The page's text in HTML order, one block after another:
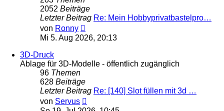
2052 Beiträge
Letzter Beitrag Re: Mein Hobbyprivatbastelpro…
von Ronny
Beitrag
Mi 5. Aug 2026, 20:13
3D-Druck
Ablage für 3D-Modelle - öffentlich zugänglich
96 Themen
628 Beiträge
Letzter Beitrag Re: [140] Slot füllen mit 3d …
von Servus
Beitrag